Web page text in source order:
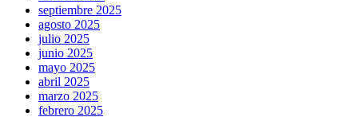
septiembre 2025
agosto 2025
julio 2025
junio 2025
mayo 2025
abril 2025
marzo 2025
febrero 2025